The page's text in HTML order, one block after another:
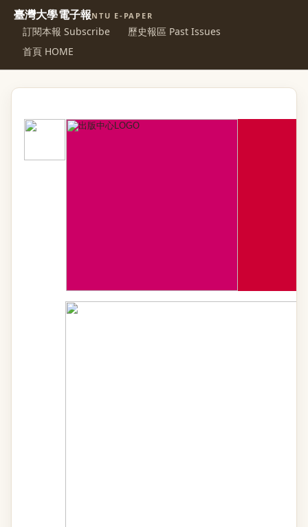
臺灣大學電子報NTU E-PAPER
訂閱本報 Subscribe
歷史報區 Past Issues
首頁 HOME